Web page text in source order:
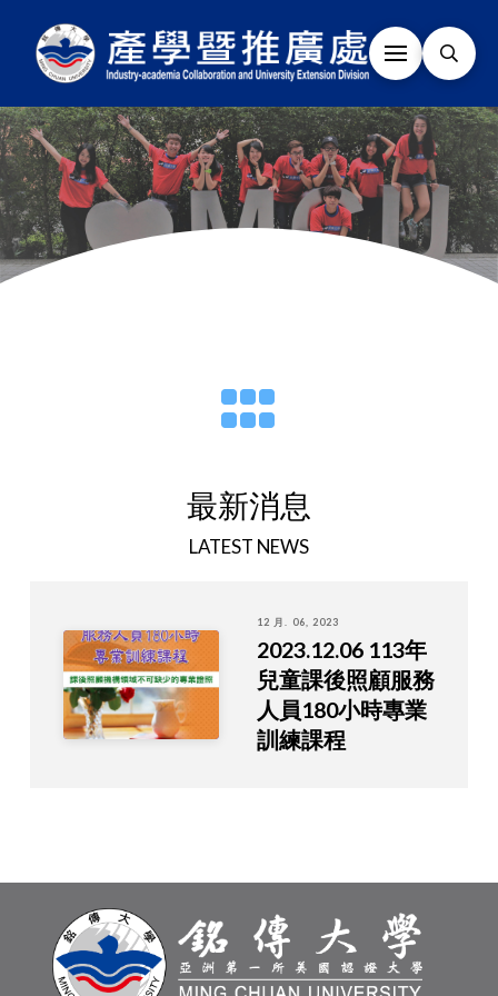
最新消息
LATEST NEWS
12 月. 06, 2023
2023.12.06 113年
兒童課後照顧服務
人員180小時專業
訓練課程